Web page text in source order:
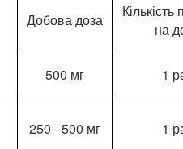
Добова доза
на
500 мг 1
250 - 500 мг 1